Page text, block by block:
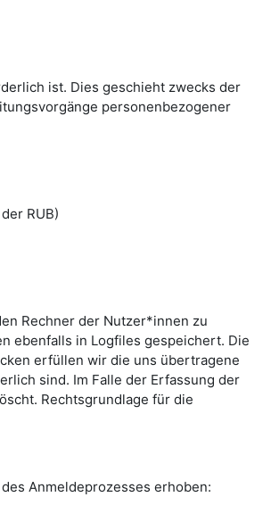
ist. Dies geschieht zwecks der
personenbezogener
RUB)
Rechner der Nutzer*innen zu
ebenfalls in Logfiles gespeichert. Die
erfüllen wir die uns übertragene
sind. Im Falle der Erfassung der
Rechtsgrundlage für die
Anmeldeprozesses erhoben: